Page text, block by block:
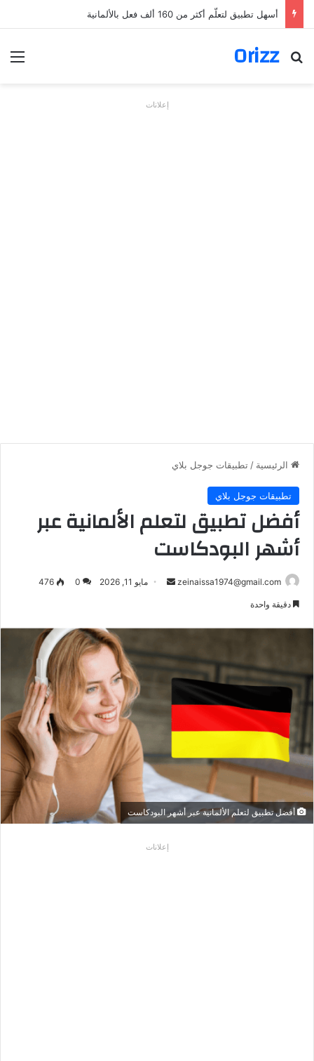
أسهل تطبيق لتعلّم أكثر من 160 ألف فعل بالألمانية
Orizz
بحث عن
إعلانات
الرئيسية / تطبيقات جوجل بلاي
تطبيقات جوجل بلاي
أفضل تطبيق لتعلم الألمانية عبر
أشهر البودكاست
zeinaissa1974@gmail.com
أرسل مايو 11, 2026 0
476
دقيقة واحدة
أفضل تطبيق لتعلم الألمانية عبر أشهر البودكاست
إعلانات